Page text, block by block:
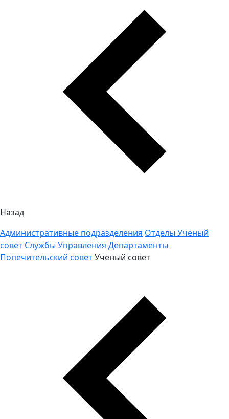
Назад
Административные подразделения Отделы Ученый
совет Службы Управления Департаменты
Попечительский советУченый совет